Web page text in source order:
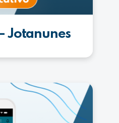
Jotanunes